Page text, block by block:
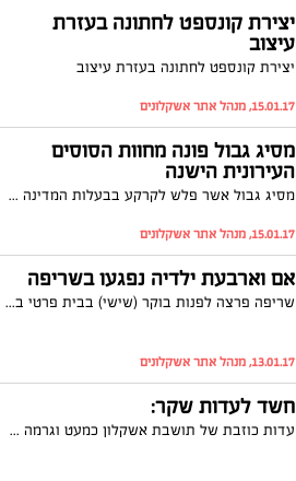
יצירת קונספט לחתונה בעזרת
עיצוב
יצירת קונספט לחתונה בעזרת עיצוב
15.01.17, מנהל אתר אשקלונים
מסיג גבול פונה מחוות הסוסים
העירונית הישנה
מסיג גבול אשר פלש לקרקע בבעלות המדינה ברח' אלי כהן באשקלון והשתמש בה למגורים, פונה ע"י מפקחי רשות מקרקעי ישראל. המבנה אליו פלש נהרס על ידי מפקחי רמ"י, בליווי שוטרים מתחנת אשקלון, בעקבות פסק דין שהתקבל לאחרונה שקבע כי יש לפנות את הקרקע, להרוס את המבנה ולהשיבה לקדמותה ולידי הציבור. הקרקע, עלייה פעלה בעבר חוות הסוסים העירונית, מיועדת להקמת מרכז מסחרי
15.01.17, מנהל אתר אשקלונים
אם וארבעת ילדיה נפגעו בשריפה
שריפה פרצה לפנות בוקר (שישי) בבית פרטי בשכונת ברנע באשקלון. נזק רב נגרם לבית, אם וארבעת ילדיה פונו לקבלת טיפול לאחר שנפגעו משאיפת עשן
13.01.17, מנהל אתר אשקלונים
חשד לעדות שקר:
עדות כוזבת של תושבת אשקלון כמעט וגרמה להבאתו לדין של אזרח תמים. זאת לאחר שהצעירה כבת 24, גייסה חבר שיעיד עדות שקר לטובתה. חקירה מאומצת של המשטרה, הובילה לחשיפת המרמה